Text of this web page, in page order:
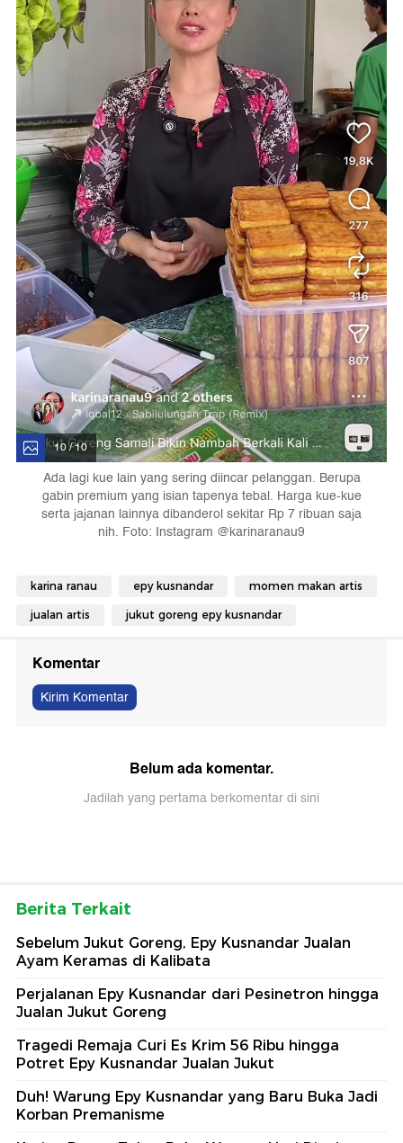
10 / 10
Ada lagi kue lain yang sering diincar pelanggan. Berupa
gabin premium yang isian tapenya tebal. Harga kue-kue
serta jajanan lainnya dibanderol sekitar Rp 7 ribuan saja
nih. Foto: Instagram @karinaranau9
karina ranau epy kusnandar momen makan artis
jualan artis jukut goreng epy kusnandar
Komentar
Kirim Komentar
Belum ada komentar.
Jadilah yang pertama berkomentar di sini
Berita Terkait
Sebelum Jukut Goreng, Epy Kusnandar Jualan
Ayam Keramas di Kalibata
Perjalanan Epy Kusnandar dari Pesinetron hingga
Jualan Jukut Goreng
Tragedi Remaja Curi Es Krim 56 Ribu hingga
Potret Epy Kusnandar Jualan Jukut
Duh! Warung Epy Kusnandar yang Baru Buka Jadi
Korban Premanisme